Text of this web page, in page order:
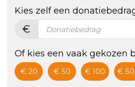
challenge!
ZA 24/9,
Utrecht
Kies zelf een
€
Of kies een vaak gekozen
€ 20 € 50 € 100 €